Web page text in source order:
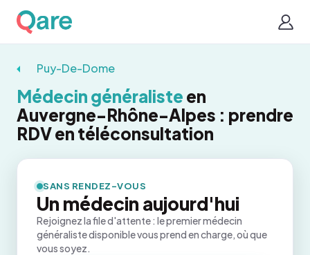
Puy-De-Dome
Médecin généraliste en
Auvergne-Rhône-Alpes : prendre
RDV en téléconsultation
SANS RENDEZ-VOUS
Un médecin aujourd'hui
Rejoignez la file d'attente : le premier médecin
généraliste disponible vous prend en charge, où que
vous soyez.